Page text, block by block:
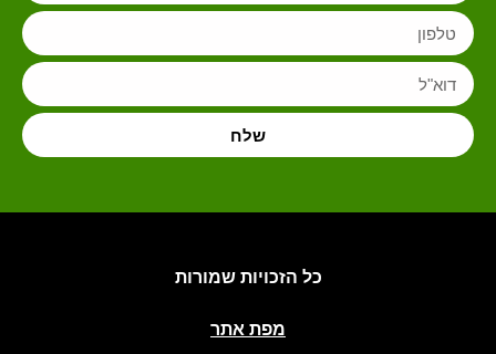
שלח
כל הזכויות שמורות
מפת אתר